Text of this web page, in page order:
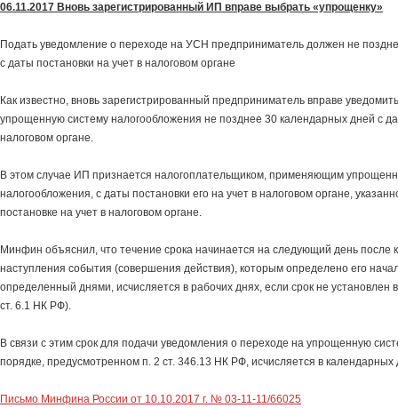
06.11.2017 Вновь зарегистрированный ИП вправе выбрать «упрощенку»
Подать уведомление о переходе на УСН предприниматель должен не
с даты постановки на учет в налоговом органе
Как известно, вновь зарегистрированный предприниматель вправе
упрощенную систему налогообложения не позднее 30 календарных дней с
налоговом органе.
В этом случае ИП признается налогоплательщиком, применяющим
налогообложения, с даты постановки его на учет в налоговом органе,
постановке на учет в налоговом органе.
Минфин объяснил, что течение срока начинается на следующий день после
наступления события (совершения действия), которым определено его
определенный днями, исчисляется в рабочих днях, если срок не установлен
ст. 6.1 НК РФ).
В связи с этим срок для подачи уведомления о переходе на упрощенную
порядке, предусмотренном п. 2 ст. 346.13 НК РФ, исчисляется в календарных
Письмо Минфина России от 10.10.2017 г. № 03-11-11/66025